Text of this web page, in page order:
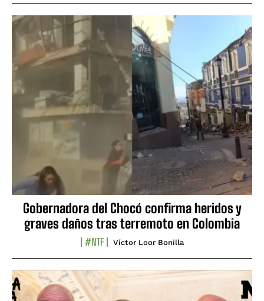
Gobernadora del Chocó confirma heridos y
graves daños tras terremoto en Colombia
#NTF Víctor Loor Bonilla